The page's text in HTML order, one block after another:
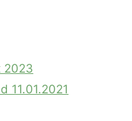
2023
11.01.2021